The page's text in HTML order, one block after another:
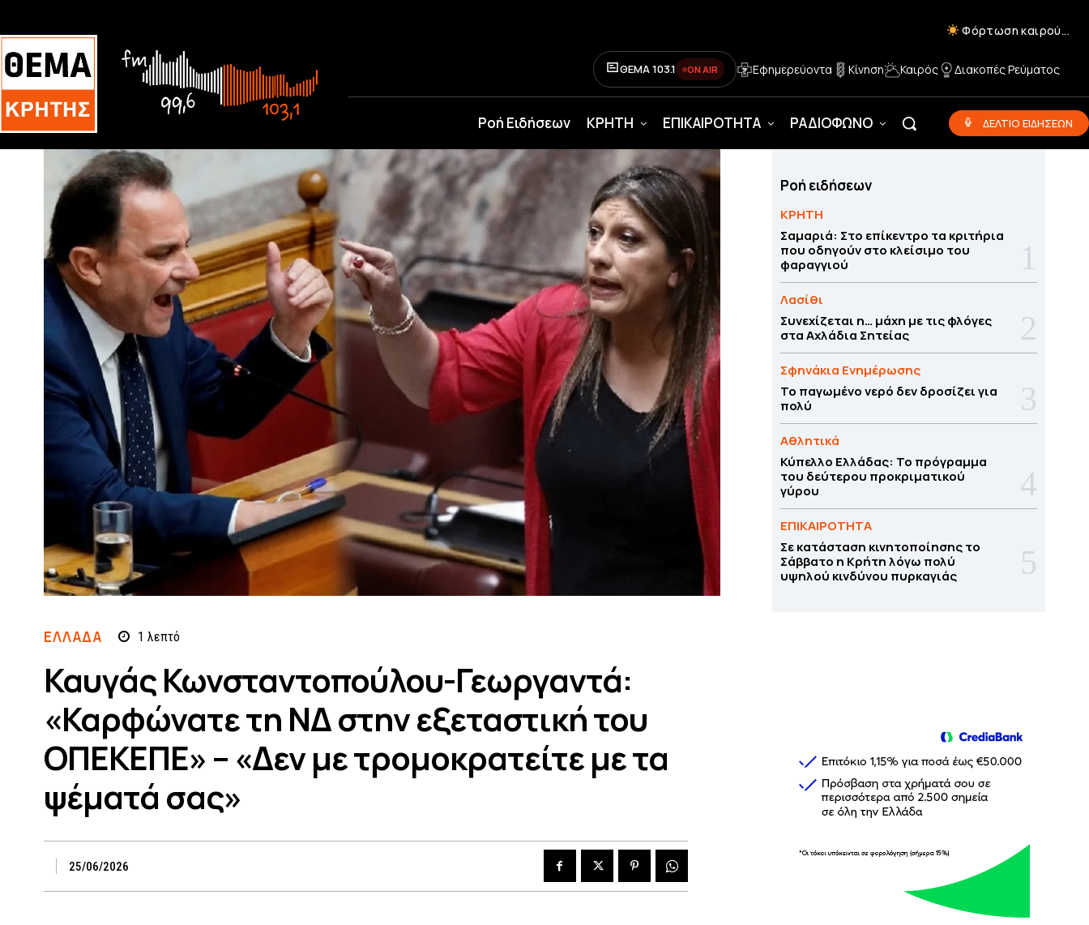
Φόρτωση καιρού...
ΘΕΜΑ 103.1 ON AIR Εφημερεύοντα Κίνηση Καιρός Διακοπές Ρεύματος
Ροή Ειδήσεων ΚΡΗΤΗ ΕΠΙΚΑΙΡΟΤΗΤΑ ΡΑΔΙΟΦΩΝΟ ΔΕΛΤΙΟ ΕΙΔΗΣΕΩΝ
ΕΛΛΆΔΑ 1 λεπτό
Καυγάς Κωνσταντοπούλου-Γεωργαντά:
«Καρφώνατε τη ΝΔ στην εξεταστική του
ΟΠΕΚΕΠΕ» – «Δεν με τρομοκρατείτε με τα
ψέματά σας»
25/06/2026
Ροή ειδήσεων
ΚΡΗΤΗ
Σαμαριά: Στο επίκεντρο τα κριτήρια
που οδηγούν στο κλείσιμο του
φαραγγιού
Λασίθι
Συνεχίζεται η… μάχη με τις φλόγες
στα Αχλάδια Σητείας
Σφηνάκια Ενημέρωσης
Το παγωμένο νερό δεν δροσίζει για
πολύ
Αθλητικά
Κύπελλο Ελλάδας: Το πρόγραμμα
του δεύτερου προκριματικού
γύρου
ΕΠΙΚΑΙΡΟΤΗΤΑ
Σε κατάσταση κινητοποίησης το
Σάββατο η Κρήτη λόγω πολύ
υψηλού κινδύνου πυρκαγιάς